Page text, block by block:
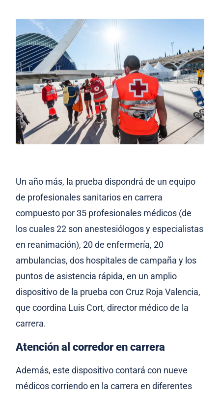
Un año más, la prueba dispondrá de un equipo
de profesionales sanitarios en carrera
compuesto por 35 profesionales médicos (de
los cuales 22 son anestesiólogos y especialistas
en reanimación), 20 de enfermería, 20
ambulancias, dos hospitales de campaña y los
puntos de asistencia rápida, en un amplio
dispositivo de la prueba con Cruz Roja Valencia,
que coordina Luis Cort, director médico de la
carrera.
Atención al corredor en carrera
Además, este dispositivo contará con nueve
médicos corriendo en la carrera en diferentes